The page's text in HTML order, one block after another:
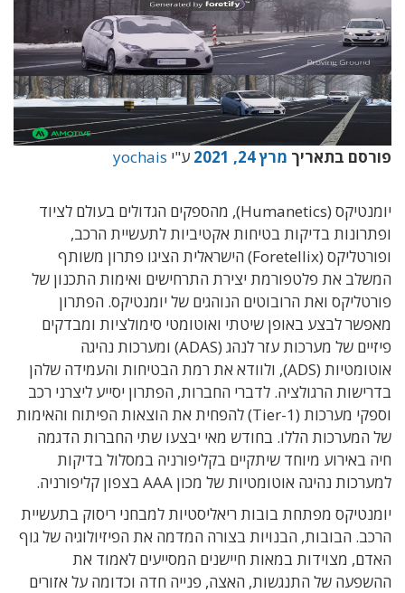
פורסם בתאריך מרץ 24, 2021 ע"י yochais
יומנטיקס (Humanetics), מהספקים הגדולים בעולם לציוד
ופתרונות בדיקות בטיחות אקטיביות לתעשיית הרכב,
ופורטליקס (Foretellix) הישראלית הציגו פתרון משותף
המשלב את פלטפורמת יצירת התרחישים ואימות התכנון של
פורטליקס ואת הרובוטים הנוהגים של יומנטיקס. הפתרון
מאפשר לבצע באופן שיטתי ואוטומטי סימולציות ומבדקים
פיזיים של
מערכות עזר לנהג (ADAS) ומערכות נהיגה
אוטומטיות (ADS), ולוודא את רמת הבטיחות והעמידה שלהן
בדרישות הרגולציה. לדברי החברות, הפתרון יסייע ליצרני רכב
וספקי מערכות (Tier-1)
להפחית את הוצאות הפיתוח והאימות
של המערכות הללו. בחודש מאי יבצעו שתי החברות הדגמה
חיה באירוע מיוחד שיתקיים בקליפורניה במסלול בדיקות
למערכות נהיגה אוטומטיות של מכון AAA בצפון קליפורניה.
יומנטיקס מפתחת בובות ריאליסטיות למבחני ריסוק בתעשיית
הרכב. הבובות, הבנויות בצורה המדמה את הפיזיולוגיה של גוף
האדם, מצוידות במאות חיישנים המסייעים לאמוד את
ההשפעה של התנגשות, האצה, פנייה חדה וכדומה על אזורים